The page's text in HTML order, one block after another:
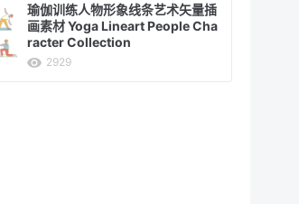
瑜伽训练人物形象线条艺术矢量插
画素材 Yoga Lineart People Cha
racter Collection
2929